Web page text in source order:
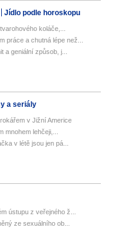
Jídlo podle horoskopu
koláče,...
práce a chutná lépe než...
geniální způsob, j...
a seriály
v Jižní Americe
mnohem lehčeji,...
v létě jsou jen pá...
ústupu z veřejného ž...
ze sexuálního ob...